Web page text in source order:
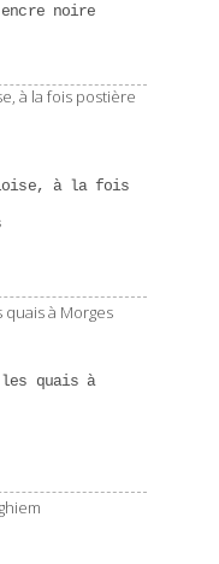
noire
à la fois
quais à